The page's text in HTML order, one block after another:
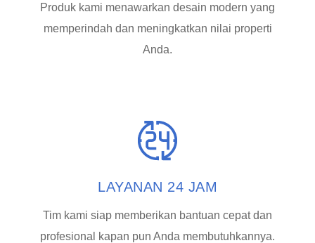
Produk kami menawarkan desain modern yang
memperindah dan meningkatkan nilai properti
Anda.
LAYANAN 24 JAM
Tim kami siap memberikan bantuan cepat dan
profesional kapan pun Anda membutuhkannya.